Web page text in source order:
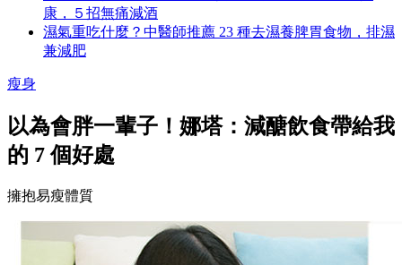
康，５招無痛減酒
濕氣重吃什麼？中醫師推薦 23 種去濕養脾胃食物，排濕
兼減肥
瘦身
以為會胖一輩子！娜塔：減醣飲食帶給我
的 7 個好處
擁抱易瘦體質